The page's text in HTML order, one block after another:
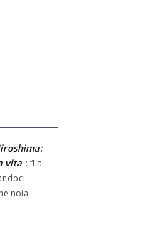
vita : “La
noia